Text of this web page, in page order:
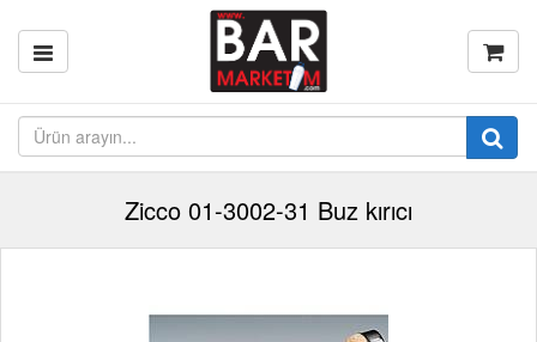
Zicco 01-3002-31 Buz kırıcı